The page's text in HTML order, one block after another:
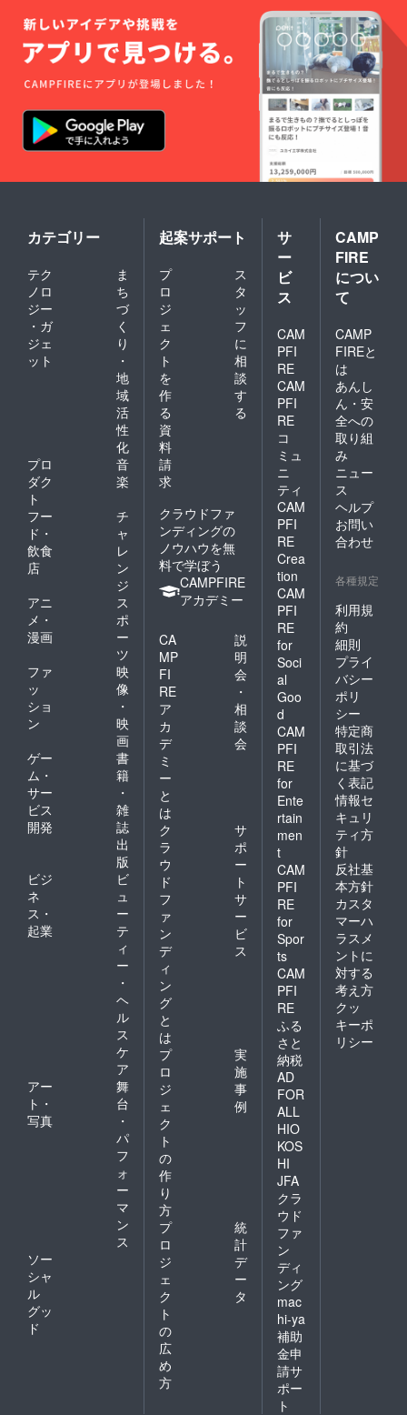
カテゴリー
テク
ノロ
ジー
・ガ
ジェ
ット
ま
ち
づ
く
り
・
地
域
活
性
化
プロ
ダク
ト
音
楽
フー
ド・
飲食
店
チ
ャ
レ
ン
ジ
アニ
メ・
漫画
ス
ポ
ー
ツ
ファ
ッ
ショ
ン
映
像
・
映
画
ゲー
ム・
サー
ビス
開発
書
籍
・
雑
誌
出
版
ビジ
ネ
ス・
起業
ビ
ュ
ー
テ
ィ
ー
・
ヘ
ル
ス
ケ
ア
アー
ト・
写真
舞
台
・
パ
フ
ォ
ー
マ
ン
ス
ソー
シャ
ル
グッ
ド
起案サポート
プ
ロ
ジ
ェ
ク
ト
を
作
る
ス
タ
ッ
フ
に
相
談
す
る
資
料
請
求
クラウドファ
ンディングの
ノウハウを無
料で学ぼう
CAMPFIRE
アカデミー
CA
MP
FI
RE
ア
カ
デ
ミ
ー
と
は
説
明
会
・
相
談
会
ク
ラ
ウ
ド
フ
ァ
ン
デ
ィ
ン
グ
と
は
サ
ポ
ー
ト
サ
ー
ビ
ス
プ
ロ
ジ
ェ
ク
ト
の
作
り
方
実
施
事
例
プ
ロ
ジ
ェ
ク
ト
の
広
め
方
統
計
デ
ー
タ
サ
ー
ビ
ス
CAM
PFI
RE
CAM
PFI
RE
コ
ミュ
ニ
ティ
CAM
PFI
RE
Crea
tion
CAM
PFI
RE
for
Soci
al
Goo
d
CAM
PFI
RE
for
Ente
rtain
men
t
CAM
PFI
RE
for
Spor
ts
CAM
PFI
RE
ふる
さと
納税
AD
FOR
ALL
HIO
KOS
HI
JFA
クラ
ウド
ファ
ン
ディ
ング
mac
hi-ya
補助
金申
請サ
ポー
ト
CAMP
FIRE
につい
て
CAMP
FIREと
は
あんし
ん・安
全への
取り組
み
ニュー
ス
ヘルプ
お問い
合わせ
各種規定
利用規
約
細則
プライ
バシー
ポリ
シー
特定商
取引法
に基づ
く表記
情報セ
キュリ
ティ方
針
反社基
本方針
カスタ
マーハ
ラスメ
ントに
対する
考え方
クッ
キーポ
リシー